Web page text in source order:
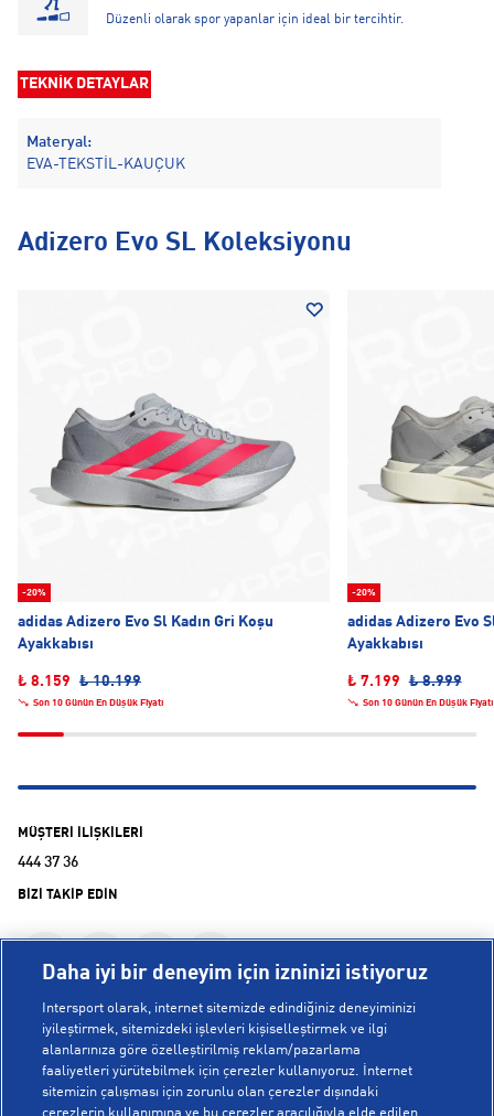
Düzenli olarak spor yapanlar için ideal bir tercihtir.
TEKNİK DETAYLAR
Materyal:
EVA-TEKSTİL-KAUÇUK
Adizero Evo SL Koleksiyonu
-20%
adidas Adizero Evo Sl Kadın Gri Koşu
Ayakkabısı
₺ 8.159 ₺ 10.199
Son 10 Günün En Düşük Fiyatı
-20%
adidas Adizero Evo
Ayakkabısı
₺ 7.199 ₺ 8.999
Son 10 Günün En Düşük Fiyatı
MÜŞTERİ İLİŞKİLERİ
444 37 36
BİZİ TAKİP EDİN
KURUMSAL
Daha iyi bir deneyim için izninizi istiyoruz
Intersport olarak, internet sitemizde edindiğiniz deneyiminizi
iyileştirmek, sitemizdeki işlevleri kişiselleştirmek ve ilgi
alanlarınıza göre özelleştirilmiş reklam/pazarlama
faaliyetleri yürütebilmek için çerezler kullanıyoruz. İnternet
sitemizin çalışması için zorunlu olan çerezler dışındaki